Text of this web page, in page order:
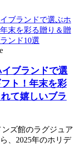
イブランドで選
ト！年末を彩
て嬉しいブラ
ズ館のラグジュア
、2025年のホリデ